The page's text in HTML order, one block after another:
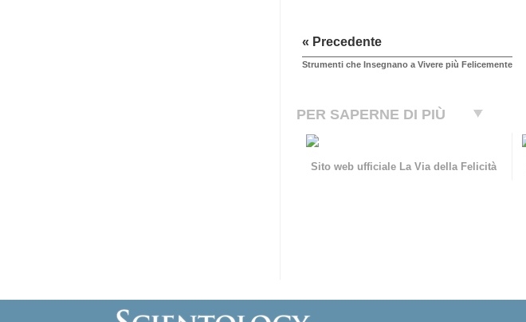
« Precedente
Strumenti che Insegnano a Vivere più Felicemente
PER SAPERNE DI PIÙ
Sito web ufficiale La Via della Felicità